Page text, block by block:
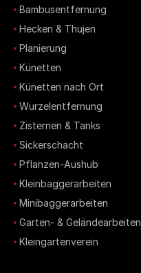
Bambusentfernung
Hecken & Thujen
Planierung
Künetten
Künetten nach Ort
Wurzelentfernung
Zisternen & Tanks
Sickerschacht
Pflanzen-Aushub
Kleinbaggerarbeiten
Minibaggerarbeiten
Garten- & Geländearbeiten
Kleingartenverein